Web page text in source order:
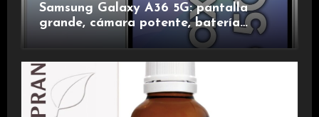
Samsung Galaxy A36 5G: pantalla
grande, cámara potente, batería
duradera y carga rápida para una
experiencia premium.